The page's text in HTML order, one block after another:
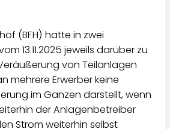
(BFH) hatte in zwei
13.11.2025 jeweils darüber zu
von Teilanlagen
mehrere Erwerber keine
im Ganzen darstellt, wenn
der Anlagenbetreiber
Strom weiterhin selbst